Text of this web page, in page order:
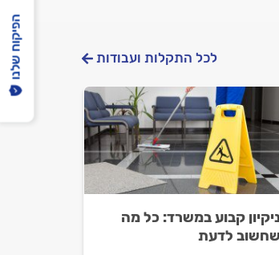
לכל התקלות ועבודות
קבוע במשרד: כל מה
שחשוב לדעת
הפיקוח שלנו